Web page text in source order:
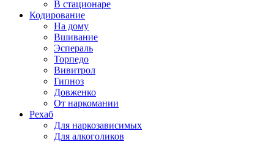
В стационаре
Кодирование
На дому
Вшивание
Эспераль
Торпедо
Вивитрол
Гипноз
Довженко
От наркомании
Рехаб
Для наркозависимых
Для алкоголиков